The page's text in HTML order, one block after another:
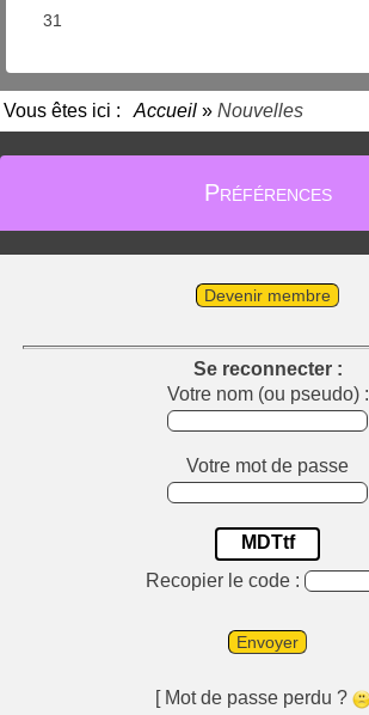
Vous êtes ici : Accueil»Nouvelles
Préférences
Devenir membre
Se reconnecter :
Votre nom (ou pseudo) :
Votre mot de passe
MDTtf
Recopier le code :
Envoyer
[ Mot de passe perdu ?